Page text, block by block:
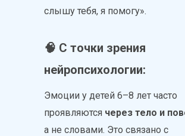
слышу тебя, я помогу».
🧠 С точки зрения
нейропсихологии:
Эмоции у детей 6–8 лет часто
проявляются через тело и
а не словами. Это связано с